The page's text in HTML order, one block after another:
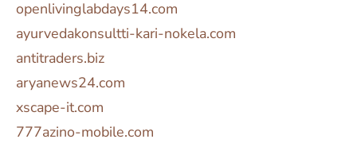
openlivinglabdays14.com
ayurvedakonsultti-kari-nokela.com
antitraders.biz
aryanews24.com
xscape-it.com
777azino-mobile.com